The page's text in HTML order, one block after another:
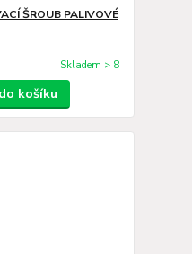
ŠROUB PALIVOVÉ
Skladem > 8
košíku